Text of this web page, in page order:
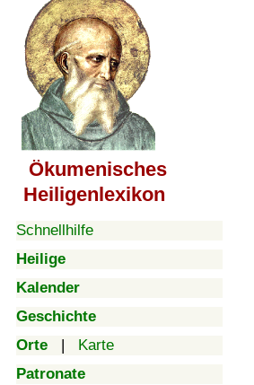
Ökumenisches
Heiligenlexikon
Schnellhilfe
Heilige
Kalender
Geschichte
Orte | Karte
Patronate